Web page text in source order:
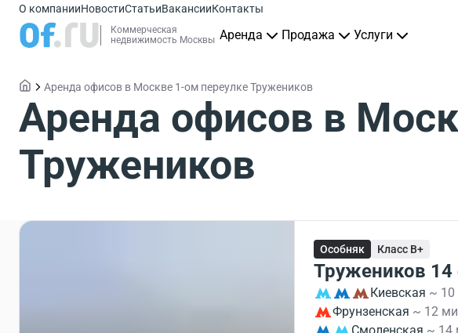
О компанииНовостиСтатьиВакансииКонтакты
Коммерческая
недвижимость Москвы Аренда Продажа Услуги
Аренда офисов в Москве 1-ом переулке Тружеников
Аренда офисов в
Тружеников
Особняк Класс B+
Тружеников 14
Киевская ~ 10
Фрунзенская ~ 12